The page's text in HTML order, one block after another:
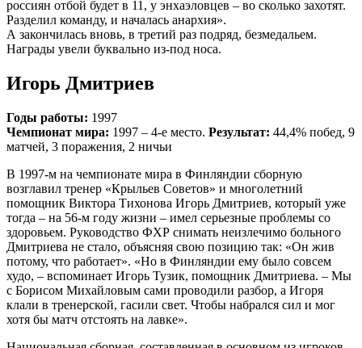
россиян отбой будет в 11, у энхаэловцев – во сколько захотят.
Разделил команду, и началась анархия».
А закончилась вновь, в третий раз подряд, безмедальем.
Награды увели буквально из-под носа.
Игорь Дмитриев
Годы работы: 1997
Чемпионат мира: 1997 – 4-е место. Результат: 44,4% побед, 9
матчей, 3 поражения, 2 ничьи
В 1997-м на чемпионате мира в Финляндии сборную
возглавил тренер «Крыльев Советов» и многолетний
помощник Виктора Тихонова Игорь Дмитриев, который уже
тогда – на 56-м году жизни – имел серьезные проблемы со
здоровьем. Руководство ФХР снимать неизлечимо больного
Дмитриева не стало, объясняя свою позицию так: «Он жив
потому, что работает». «Но в Финляндии ему было совсем
худо, – вспоминает Игорь Тузик, помощник Дмитриева. – Мы
с Борисом Михайловым сами проводили разбор, а Игоря
клали в тренерской, гасили свет. Чтобы набрался сил и мог
хотя бы матч отстоять на лавке».